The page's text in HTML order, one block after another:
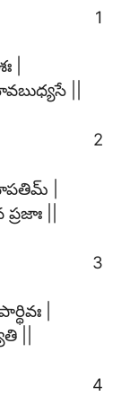
1
|
||
2
|
||
3
|
||
4